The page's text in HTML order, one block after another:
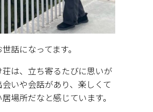
話になってます。
は、立ち寄るたびに思いが
会いや会話があり、楽しくて
場所だなと感じています。